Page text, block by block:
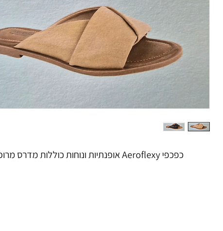
כפכפי Aeroflexy אופנתיות ונוחות כוללות מדרס מרופד